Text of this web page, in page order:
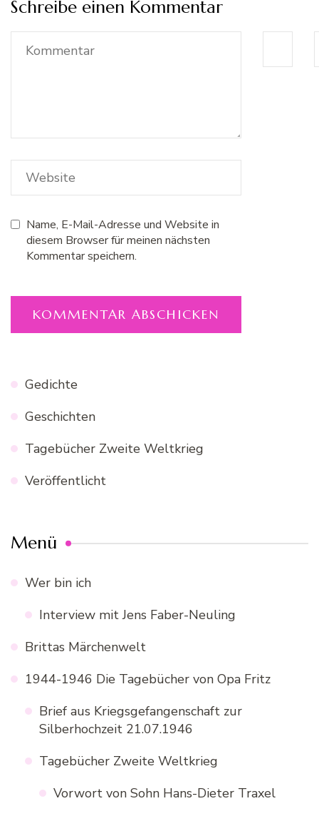
Schreibe einen Kommentar
Name, E-Mail-Adresse und Website in
diesem Browser für meinen nächsten
Kommentar speichern.
Gedichte
Geschichten
Tagebücher Zweite Weltkrieg
Veröffentlicht
Menü
Wer bin ich
Interview mit Jens Faber-Neuling
Brittas Märchenwelt
1944-1946 Die Tagebücher von Opa Fritz
Brief aus Kriegsgefangenschaft zur
Silberhochzeit 21.07.1946
Tagebücher Zweite Weltkrieg
Vorwort von Sohn Hans-Dieter Traxel